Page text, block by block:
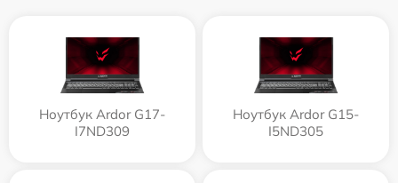
Ноутбук Ardor G17-
I7ND309
Ноутбук Ardor G15-
I5ND305